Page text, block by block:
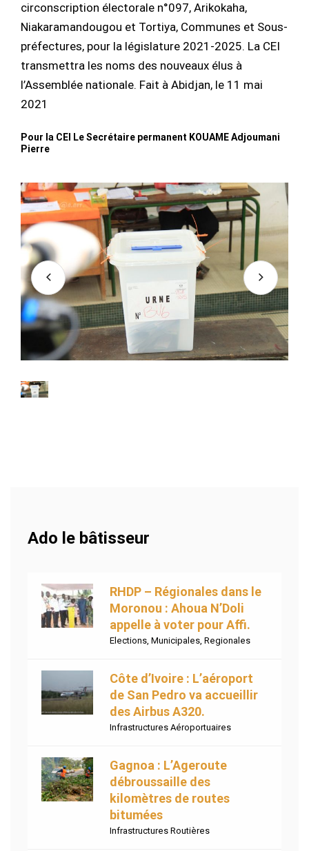
Ado le bâtisseur
RHDP – Régionales dans le
Moronou : Ahoua N’Doli
appelle à voter pour Affi.
Elections Municipales Regionales
Côte d’Ivoire : L’aéroport
de San Pedro va accueillir
des Airbus A320.
Infrastructures Aéroportuaires
Gagnoa : L’Ageroute
débroussaille des
kilomètres de routes
bitumées
Infrastructures Routières
circonscription électorale n°097, Arikokaha,
Niakaramandougou et Tortiya, Communes et Sous-
préfectures, pour la législature 2021-2025. La CEI
transmettra les noms des nouveaux élus à
l’Assemblée nationale. Fait à Abidjan, le 11 mai
2021
Pour la CEI Le Secrétaire permanent KOUAME Adjoumani
Pierre